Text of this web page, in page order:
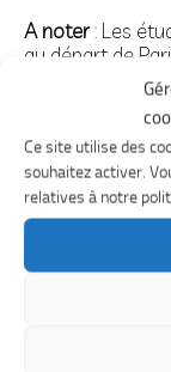
Ce site utilise des
souhaitez activer.
relatives à notre
A noter: Les
au départ de
Départ de
Cambridge.
lieux dîner et
JOUR 2
Test
traduction et